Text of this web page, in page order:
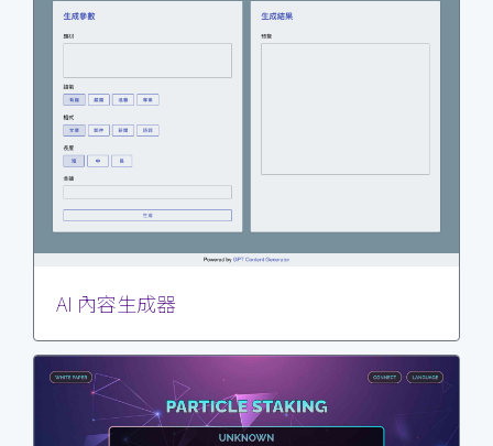
AI 內容生成器